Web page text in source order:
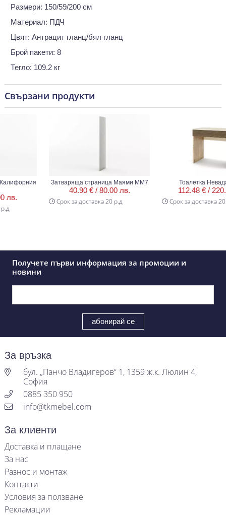
Размери: 150/59/200 см
Материал: ПДЧ
Цвят: Антрацит гланц/бял гланц
Брой пакети: 8
Тегло: 109.2 кг
Свързани продукти
Затваряща страница Маями ММ7
40.90 € /80.00 лв.
Срок за доставка 20 р.д
Тоалетка Невада
112.48 € /
Срок за доставка 20 р.д
Получете първи информация за промоции и
новини
За връзка
бул. „Панчо Владигеров“ 1, 1359 ж.к. Люлин 4,
София
0885 350 950
info@tkmebel.com
За клиенти
Доставка и плащане
За нас
Разнос и монтаж
Контакти
Условия за ползване
Рекламации